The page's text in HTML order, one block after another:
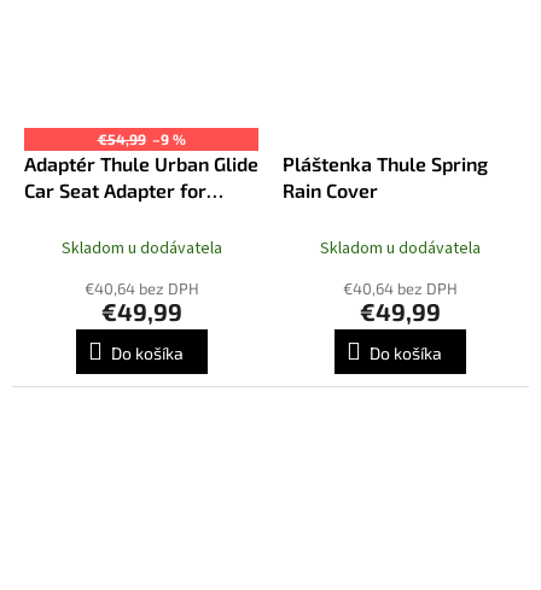
€54,99 –9 %
Adaptér Thule Urban Glide
Car Seat Adapter for
Skladom u dodávatela
€40,64 bez DPH
€49,99
Do košíka
Pláštenka Thule Spring
Rain Cover
Skladom u dodávatela
€40,64 bez DPH
€49,99
Do košíka